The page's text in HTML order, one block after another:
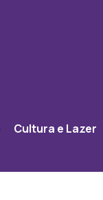
Cultura e Lazer